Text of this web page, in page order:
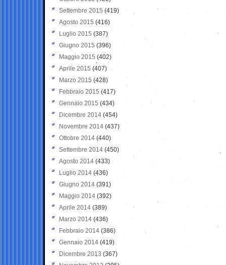
Settembre 2015 (419)
Agosto 2015 (416)
Luglio 2015 (387)
Giugno 2015 (396)
Maggio 2015 (402)
Aprile 2015 (407)
Marzo 2015 (428)
Febbraio 2015 (417)
Gennaio 2015 (434)
Dicembre 2014 (454)
Novembre 2014 (437)
Ottobre 2014 (440)
Settembre 2014 (450)
Agosto 2014 (433)
Luglio 2014 (436)
Giugno 2014 (391)
Maggio 2014 (392)
Aprile 2014 (389)
Marzo 2014 (436)
Febbraio 2014 (386)
Gennaio 2014 (419)
Dicembre 2013 (367)